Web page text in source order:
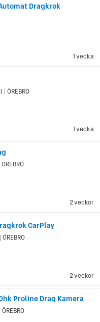
Dragkrok
1 vecka
1 vecka
ÖREBRO
2 veckor
ÖREBRO
CarPlay
2 veckor
ÖREBRO
Proline Drag Kamera
ÖREBRO